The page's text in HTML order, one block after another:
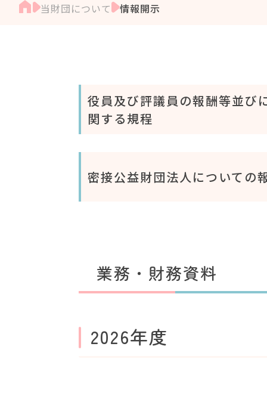
当財団について 情報開示
役員及び評議員の報酬等並び
関する規程
密接公益財団法人についての
業務・財務資料
2026年度